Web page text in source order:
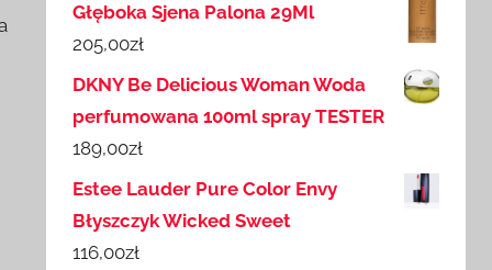
Głęboka Sjena Palona 29Ml
205,00zł
DKNY Be Delicious Woman Woda
perfumowana 100ml spray TESTER
189,00zł
Estee Lauder Pure Color Envy
Błyszczyk Wicked Sweet
116,00zł